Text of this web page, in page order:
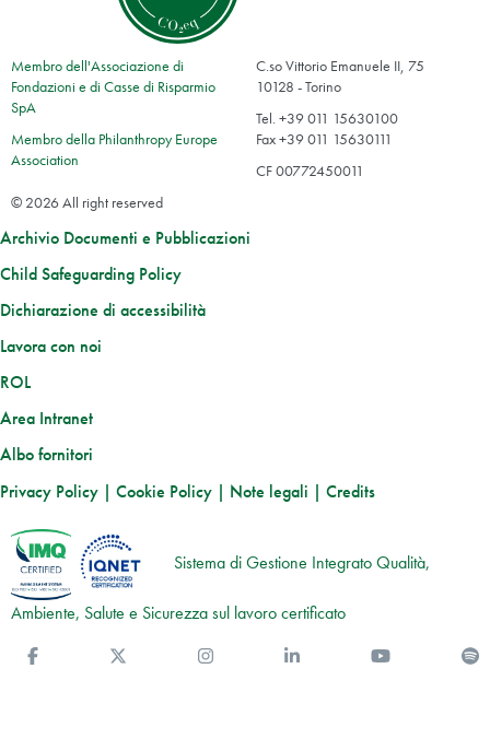
Membro dell'Associazione di
Fondazioni e di Casse di Risparmio
SpA
Membro della Philanthropy Europe
Association
C.so Vittorio Emanuele II, 75
10128 - Torino
Tel. +39 011 15630100
Fax +39 011 15630111
CF 00772450011
© 2026 All right reserved
Archivio Documenti e Pubblicazioni
Child Safeguarding Policy
Dichiarazione di accessibilità
Lavora con noi
ROL
Area Intranet
Albo fornitori
Privacy Policy | Cookie Policy | Note legali | Credits
Sistema di Gestione Integrato Qualità,
Ambiente, Salute e Sicurezza sul lavoro certificato
You Tube